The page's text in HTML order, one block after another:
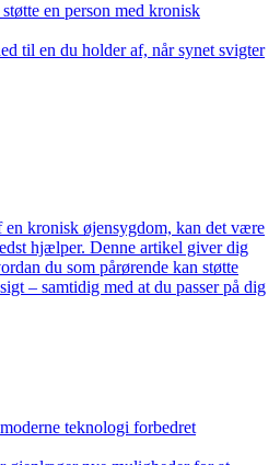
en person med kronisk
til en du holder af, når synet svigter
en kronisk øjensygdom, kan det være
hjælper. Denne artikel giver dig
du som pårørende kan støtte
– samtidig med at du passer på dig
teknologi forbedret